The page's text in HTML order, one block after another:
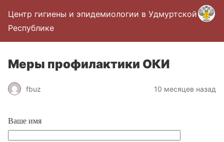
Центр гигиены и эпидемиологии в Удмуртской
Республике
Меры профилактики ОКИ
fbuz 10 месяцев назад
Ваше имя